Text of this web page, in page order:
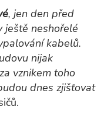
, jen den před
ještě neshořelé
kabelů.
nijak
vznikem toho
dnes zjišťovat